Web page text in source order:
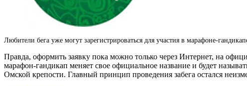
Любители бега уже могут зарегистрироваться для участия в марафоне-
Правда, оформить заявку пока можно только через Интернет, на
марафон-гандикап меняет свое официальное название и будет
Омской крепости. Главный принцип проведения забега остался